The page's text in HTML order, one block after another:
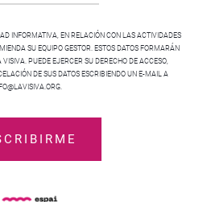
INFORMATIVA, EN RELACIÓN CON LAS ACTIVIDADES
SU EQUIPO GESTOR. ESTOS DATOS FORMARÁN
PUEDE EJERCER SU DERECHO DE ACCESO,
DE SUS DATOS ESCRIBIENDO UN E-MAIL A